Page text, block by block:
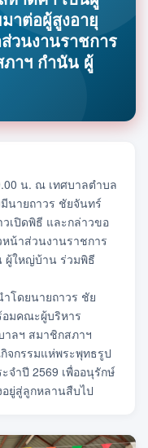
าต่อผู้สูงอายุ
วนงานราชการ
าฯ กำนัน ผู้
น. ณ เทศบาลตำบล
นายถาวร ชัยจันทร์
เปิดพิธี และกล่าวขอ
น้าส่วนงานราชการ
ผู้ใหญ่บ้าน ร่วมพิธี
โดยนายถาวร ชัย
มคณะผู้บริหาร
าลฯ สมาชิกสภาฯ
จกรรมแห่พระพุทธรูป
จำปี 2569 เพื่ออนุรักษ์
ยู่สู่ลูกหลานสืบไป